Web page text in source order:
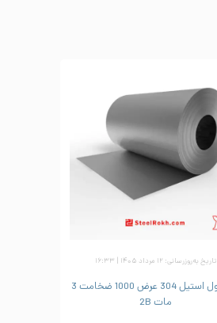
تاریخ به‌روزرسانی: ۱۲ مرداد ۱۴۰۵ | ۱۶:۳۳
ورق رول استیل 304 عرض 1000 ضخامت 3
مات 2B